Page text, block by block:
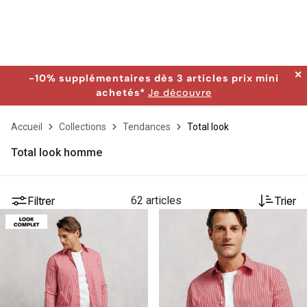
-10% supplémentaires dès 3 articles prix mini
achetés* Je découvre
✕
Accueil Collections Tendances Total look
Total look homme
Filtrer 62 articles Trier